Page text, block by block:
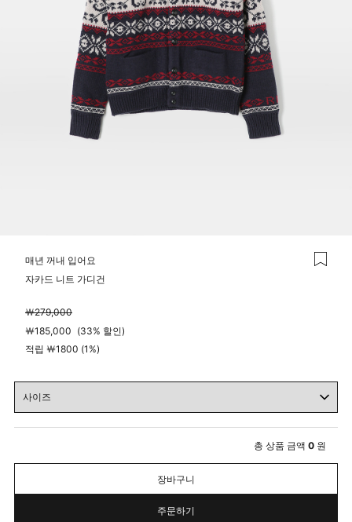
매년 꺼내 입어요
자카드 니트 가디건
￦279,000
￦185,000 (33% 할인)
적립 ￦1800 (1%)
총 상품 금액 0 원
장바구니
주문하기